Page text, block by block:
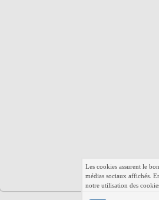
Les cookies assurent le
médias sociaux affichés.
notre utilisation des